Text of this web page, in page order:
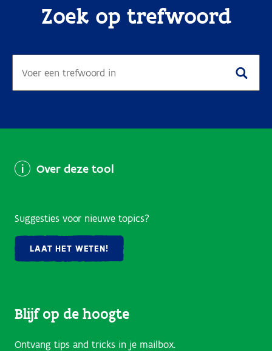
Zoek op trefwoord
Over deze tool
Suggesties voor nieuwe topics?
LAAT HET WETEN!
Blijf op de hoogte
Ontvang tips and tricks in je mailbox.